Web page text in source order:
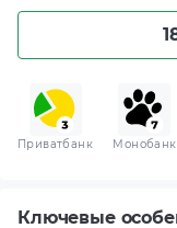
Приватбанк Монобанк
Ключевые